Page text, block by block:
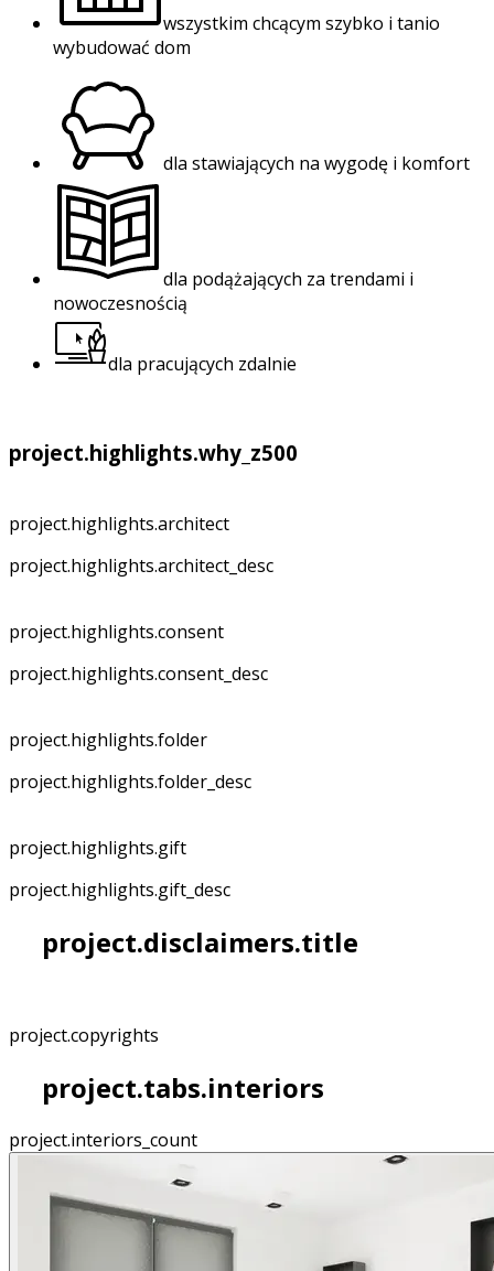
wszystkim chcącym szybko i tanio
wybudować dom
dla stawiających na wygodę i komfort
dla podążających za trendami i
nowoczesnością
dla pracujących zdalnie
project.highlights.why_z500
project.highlights.architect
project.highlights.architect_desc
project.highlights.consent
project.highlights.consent_desc
project.highlights.folder
project.highlights.folder_desc
project.highlights.gift
project.highlights.gift_desc
project.disclaimers.title
project.copyrights
project.tabs.interiors
project.interiors_count